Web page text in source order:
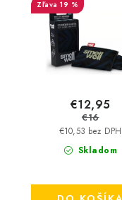
19 %
Skladom
€10,53 bez DPH
€12,95
€16